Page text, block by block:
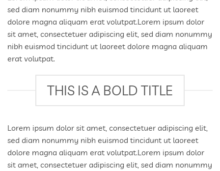
sed diam nonummy nibh euismod tincidunt ut laoreet
dolore magna aliquam erat volutpat.Lorem ipsum dolor
sit amet, consectetuer adipiscing elit, sed diam nonummy
nibh euismod tincidunt ut laoreet dolore magna aliquam
erat volutpat.
THIS IS A BOLD TITLE
Lorem ipsum dolor sit amet, consectetuer adipiscing elit,
sed diam nonummy nibh euismod tincidunt ut laoreet
dolore magna aliquam erat volutpat.Lorem ipsum dolor
sit amet, consectetuer adipiscing elit, sed diam nonummy